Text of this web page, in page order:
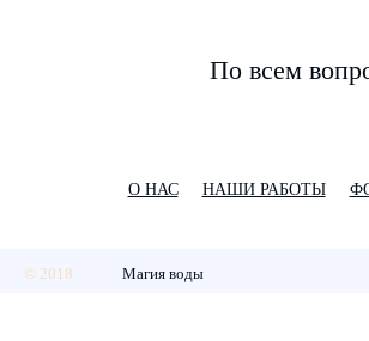
По всем
О НАС НАШИ РАБОТЫ
© 2018 Магия воды